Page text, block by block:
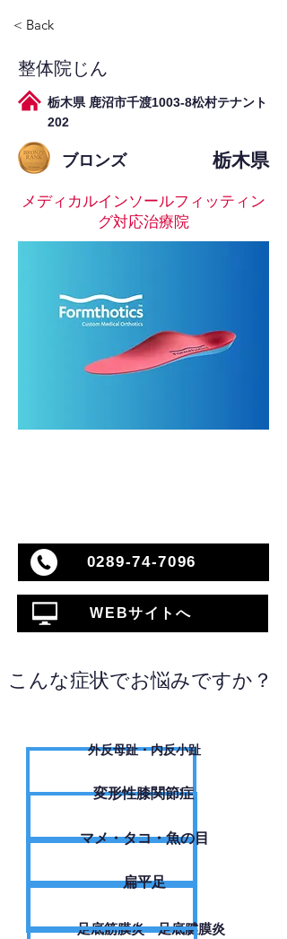
< Back
整体院じん
栃木県 鹿沼市千渡1003-8松村テナント
202
ブロンズ 栃木県
メディカルインソールフィッティン
グ対応治療院
0289-74-7096
WEBサイトへ
こんな症状でお悩みですか？
外反母趾・内反小趾
変形性膝関節症
​マメ・タコ・魚の目
扁平足
足底筋膜炎・足底腱膜炎